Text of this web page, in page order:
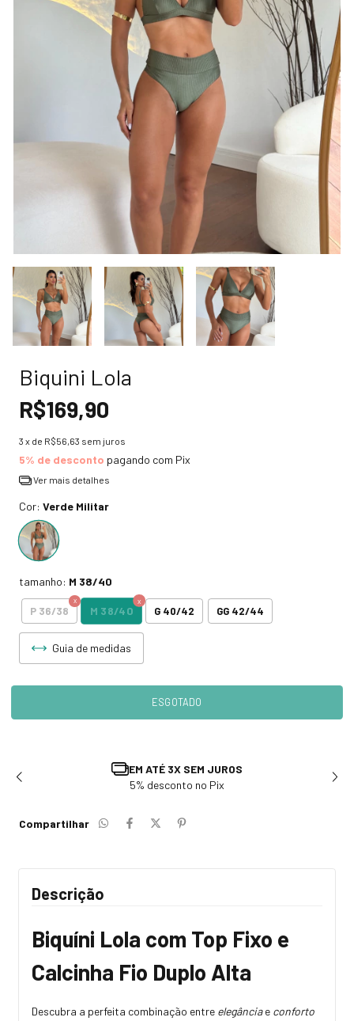
Biquini Lola
R$169,90
3 x de R$56,63 sem juros
5% de desconto pagando com Pix
Ver mais detalhes
Cor: Verde Militar
tamanho: M 38/40
P 36/38 M 38/40 G 40/42 GG 42/44
Guia de medidas
TROCA E DEVOLUÇÃO
Solicite em até 7 dias após recebimento
Compartilhar
Descrição
Biquíni Lola com Top Fixo e
Calcinha Fio Duplo Alta
Descubra a perfeita combinação entre elegânciae conforto